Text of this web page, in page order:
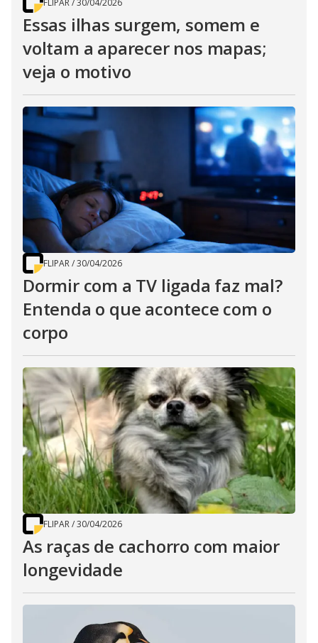
FLIPAR/30/04/2026
Essas ilhas surgem, somem e
voltam a aparecer nos mapas;
veja o motivo
FLIPAR/30/04/2026
Dormir com a TV ligada faz mal?
Entenda o que acontece com o
corpo
FLIPAR/30/04/2026
As raças de cachorro com maior
longevidade